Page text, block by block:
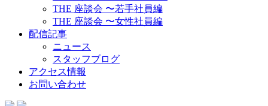
THE 座談会 〜若手社員編
THE 座談会 〜女性社員編
配信記事
ニュース
スタッフブログ
アクセス情報
お問い合わせ